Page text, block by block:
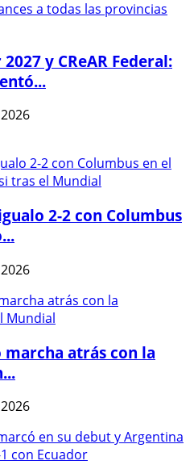
2027 y CReAR Federal:
2-2 con Columbus
atrás con la